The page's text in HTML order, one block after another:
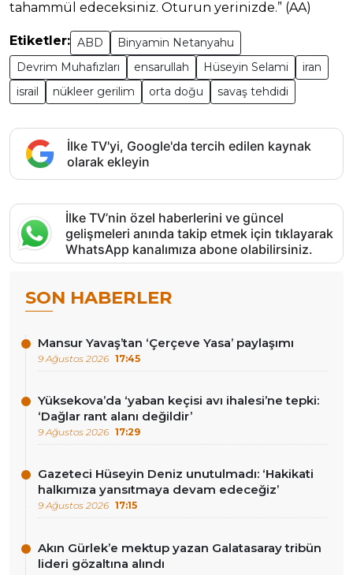
tahammül edeceksiniz. Oturun yerinizde.” (AA)
Etiketler: ABD
Binyamin Netanyahu
Devrim Muhafızları
ensarullah Hüseyin Selami
iran
israil
nükleer gerilim orta doğu savaş tehdidi
İlke TV'yi, Google'da tercih edilen kaynak
olarak ekleyin
İlke TV’nin özel haberlerini ve güncel
gelişmeleri anında takip etmek için tıklayarak
WhatsApp kanalımıza abone olabilirsiniz.
SON HABERLER
Mansur Yavaş’tan ‘Çerçeve Yasa’ paylaşımı
9 Ağustos 2026 17:45
Yüksekova’da ‘yaban keçisi avı ihalesi’ne tepki:
‘Dağlar rant alanı değildir’
9 Ağustos 2026 17:29
Gazeteci Hüseyin Deniz unutulmadı: ‘Hakikati
halkımıza yansıtmaya devam edeceğiz’
9 Ağustos 2026 17:15
Akın Gürlek’e mektup yazan Galatasaray tribün
lideri gözaltına alındı